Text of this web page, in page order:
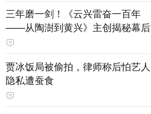
三年磨一剑！《云兴雷奋一百年
——从陶澍到黄兴》主创揭秘幕后
贾冰饭局被偷拍，律师称后怕艺人
隐私遭蚕食